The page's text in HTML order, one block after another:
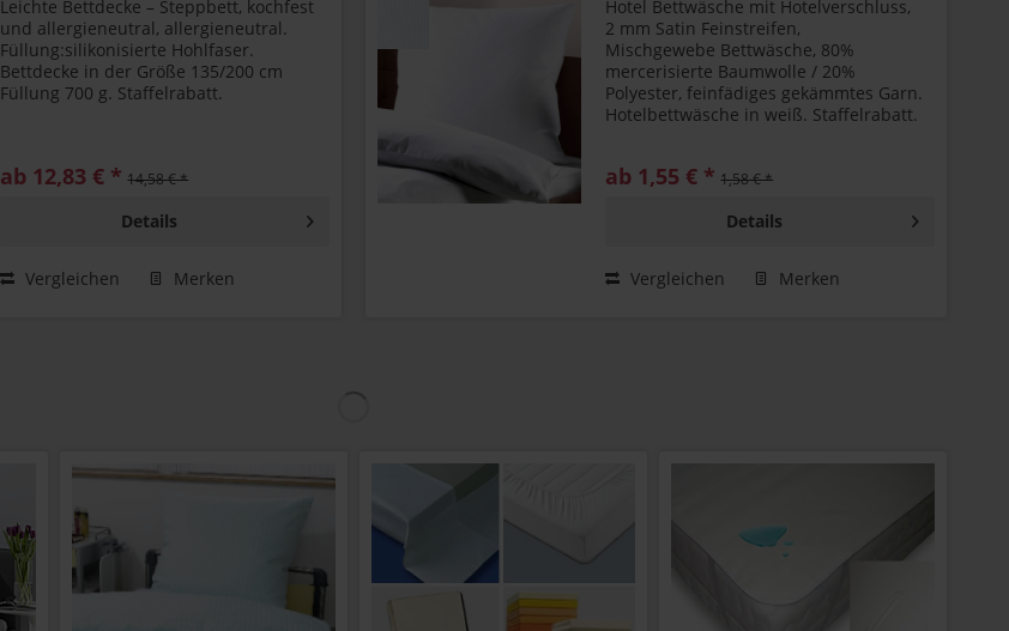
Leichte Bettdecke – Steppbett, kochfest
und allergieneutral, allergieneutral.
Füllung:silikonisierte Hohlfaser.
Bettdecke in der Größe 135/200 cm
Füllung 700 g. Staffelrabatt.
ab 12,83 € * 14,58 € *
Details
Vergleichen Merken
Hotel Bettwäsche mit Hotelverschluss,
2 mm Satin Feinstreifen,
Mischgewebe Bettwäsche, 80%
mercerisierte Baumwolle / 20%
Polyester, feinfädiges gekämmtes Garn.
Hotelbettwäsche in weiß. Staffelrabatt.
ab 1,55 € * 1,58 € *
Details
Vergleichen Merken